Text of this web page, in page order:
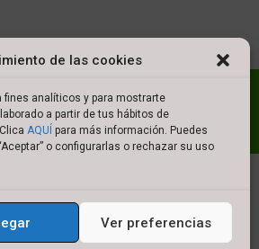
de las cookies
fines analíticos y para mostrarte
a partir de tus hábitos de
AQUÍ para más información. Puedes
o configurarlas o rechazar su uso
Ver preferencias
Política de privacidad